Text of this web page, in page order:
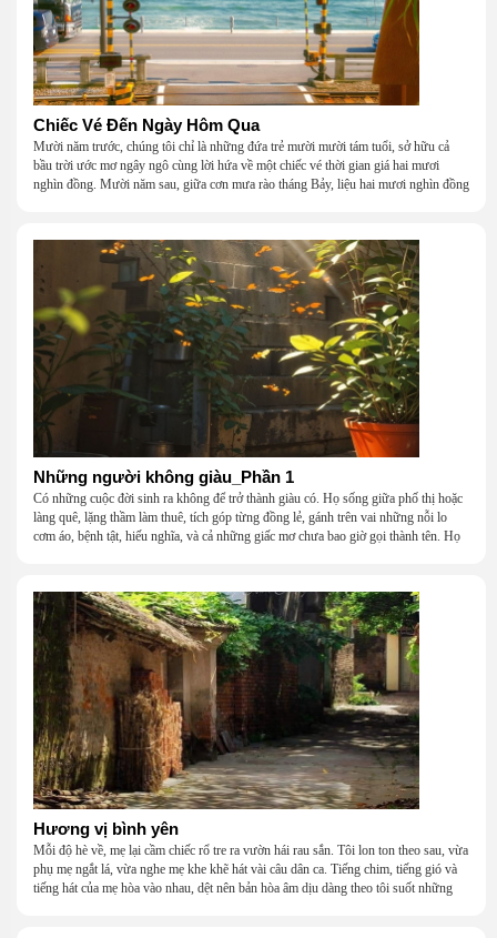
Chiếc Vé Đến Ngày Hôm Qua
Mười năm trước, chúng tôi chỉ là những đứa trẻ mười mười tám tuổi, sở hữu cả
bầu trời ước mơ ngây ngô cùng lời hứa về một chiếc vé thời gian giá hai mươi
nghìn đồng. Mười năm sau, giữa cơn mưa rào tháng Bảy, liệu hai mươi nghìn đồng
Những người không giàu_Phần 1
Có những cuộc đời sinh ra không để trở thành giàu có. Họ sống giữa phố thị hoặc
làng quê, lặng thầm làm thuê, tích góp từng đồng lẻ, gánh trên vai những nỗi lo
cơm áo, bệnh tật, hiếu nghĩa, và cả những giấc mơ chưa bao giờ gọi thành tên. Họ
một mái nhà bằng lòng thương, bằng sự nhẫn nại và một niềm tin cũ kỹ rằng: dẫu
nghèo đến đâu, cũng còn có nhau để quay về.
Hương vị bình yên
Mỗi độ hè về, mẹ lại cầm chiếc rổ tre ra vườn hái rau sắn. Tôi lon ton theo sau, vừa
phụ mẹ ngắt lá, vừa nghe mẹ khe khẽ hát vài câu dân ca. Tiếng chim, tiếng gió và
tiếng hát của mẹ hòa vào nhau, dệt nên bản hòa âm dịu dàng theo tôi suốt những